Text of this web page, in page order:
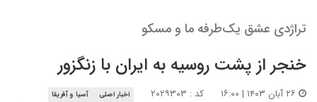
تراژدی عشق یک‌طرفه ما و مسکو
خنجر از پشت روسیه به ایران با زنگزور
کد : ۲۰۲۹۳۰۳ اخبار اصلی آسیا و آفریقا